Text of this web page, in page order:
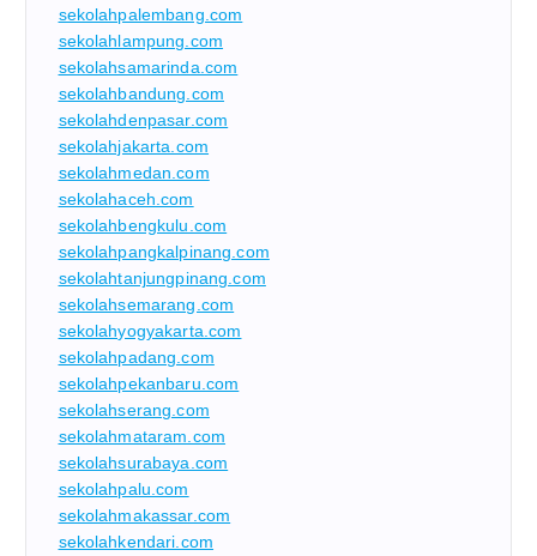
sekolahpalembang.com
sekolahlampung.com
sekolahsamarinda.com
sekolahbandung.com
sekolahdenpasar.com
sekolahjakarta.com
sekolahmedan.com
sekolahaceh.com
sekolahbengkulu.com
sekolahpangkalpinang.com
sekolahtanjungpinang.com
sekolahsemarang.com
sekolahyogyakarta.com
sekolahpadang.com
sekolahpekanbaru.com
sekolahserang.com
sekolahmataram.com
sekolahsurabaya.com
sekolahpalu.com
sekolahmakassar.com
sekolahkendari.com